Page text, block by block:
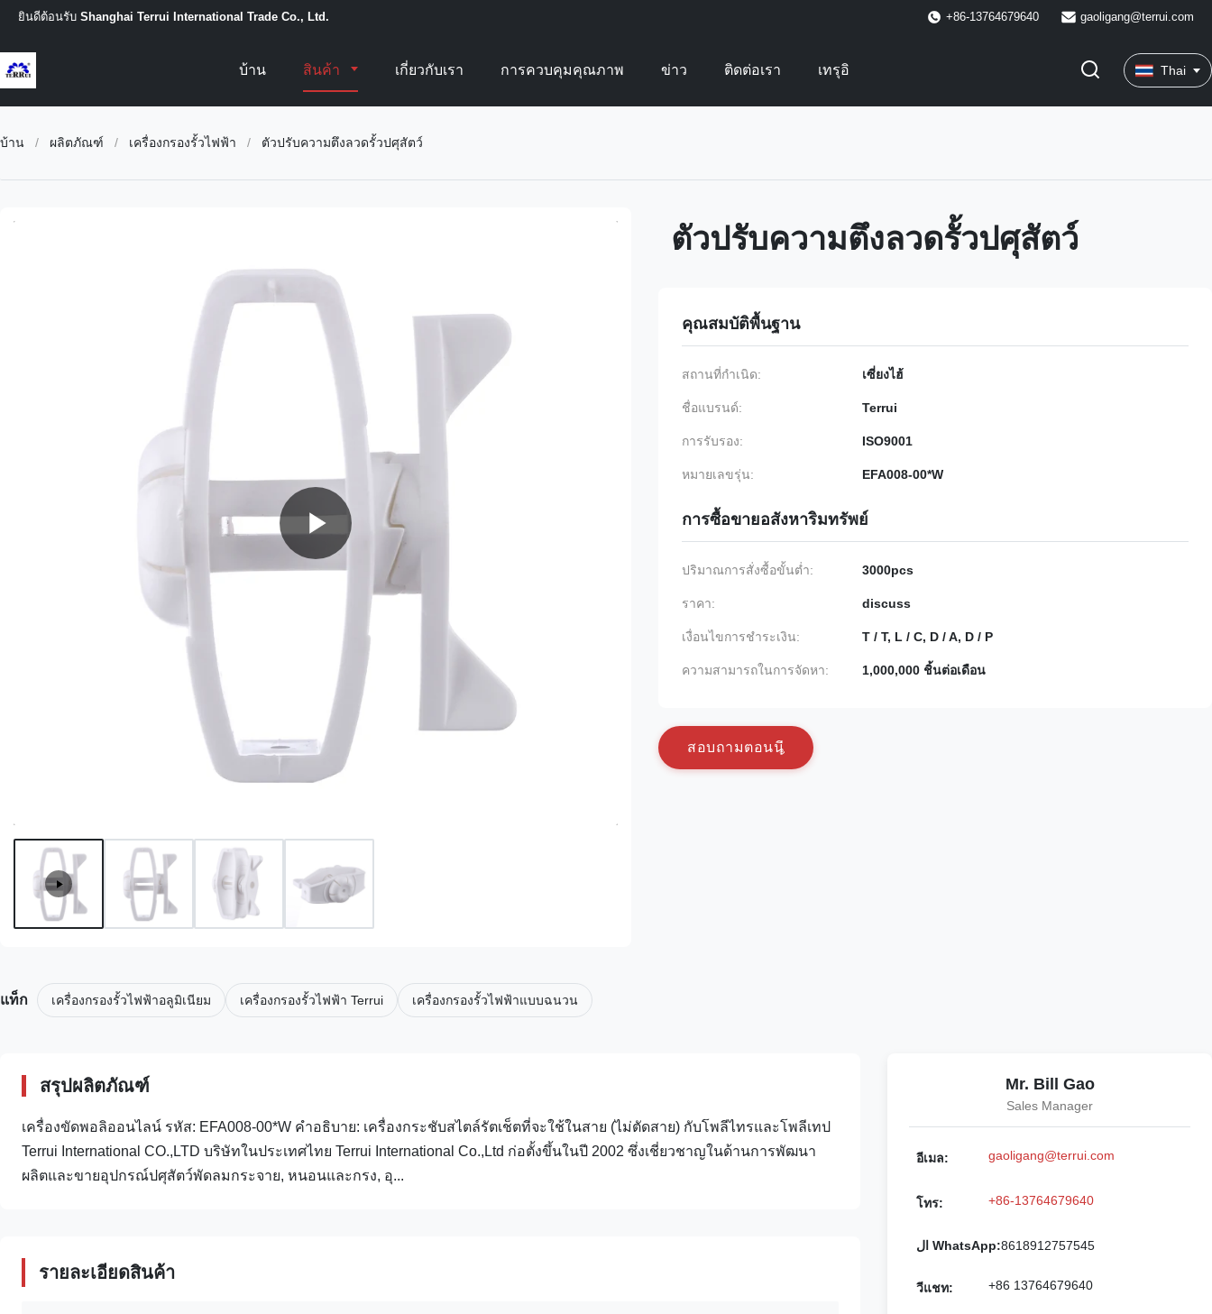
ยินดีต้อนรับ Shanghai Terrui International Trade Co., Ltd. +86-13764679640 gaoligang@terrui.com
บ้าน สินค้า เกี่ยวกับเรา การควบคุมคุณภาพ ข่าว ติดต่อเรา เทรุอิ Thai
บ้าน / ผลิตภัณฑ์ / เครื่องกรองรั้วไฟฟ้า / ตัวปรับความตึงลวดรั้วปศุสัตว์
ตัวปรับความตึงลวดรั้วปศุสัตว์
คุณสมบัติพื้นฐาน
สถานที่กำเนิด: เซี่ยงไฮ้
ชื่อแบรนด์: Terrui
การรับรอง: ISO9001
หมายเลขรุ่น: EFA008-00*W
การซื้อขายอสังหาริมทรัพย์
ปริมาณการสั่งซื้อขั้นต่ำ: 3000pcs
ราคา: discuss
เงื่อนไขการชำระเงิน: T / T, L / C, D / A, D / P
ความสามารถในการจัดหา: 1,000,000 ชิ้นต่อเดือน
สอบถามตอนน
แท็ก เครื่องกรองรั้วไฟฟ้าอลูมิเนียม เครื่องกรองรั้วไฟฟ้า Terrui เครื่องกรองรั้วไฟฟ้าแบบฉนวน
สรุปผลิตภัณฑ์
เครื่องขัดพอลิออนไลน์ รหัส: EFA008-00*W คําอธิบาย: เครื่องกระชับสไตล์รัตเช็ตที่จะใช้ในสาย (ไม่ตัดสาย) กับโพลีไทรและโพลีเทป
Terrui International CO.,LTD บริษัทในประเทศไทย Terrui International Co.,Ltd ก่อตั้งขึ้นในปี 2002 ซึ่งเชี่ยวชาญในด้านการพัฒนา
ผลิตและขายอุปกรณ์ปศุสัตว์พัดลมกระจาย, หนอนและกรง, อุ...
รายละเอียดสินค้า
Mr. Bill Gao
Sales Manager
อีเมล: gaoligang@terrui.com
โทร: +86-13764679640
ال WhatsApp:8618912757545
วีแชท: +86 13764679640